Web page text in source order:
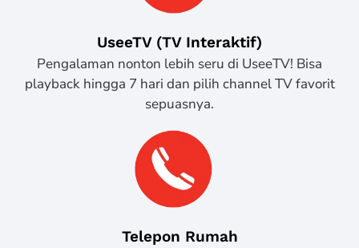
UseeTV (TV Interaktif)
Pengalaman nonton lebih seru di UseeTV! Bisa
playback hingga 7 hari dan pilih channel TV favorit
sepuasnya.
Telepon Rumah